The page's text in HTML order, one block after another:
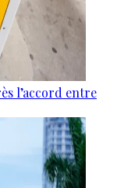
l’accord entre